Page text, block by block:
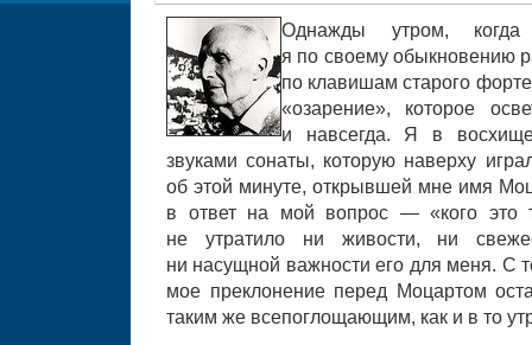
Однажды утром,
я по своему обыкновению
по клавишам старого
«озарение», которое
и навсегда. Я в
звуками сонаты, которую наверху
об этой минуте, открывшей мне имя
в ответ на мой вопрос — «кого это
не утратило ни живости, ни
ни насущной важности его для меня. С
мое преклонение перед Моцартом
таким же всепоглощающим, как и в то